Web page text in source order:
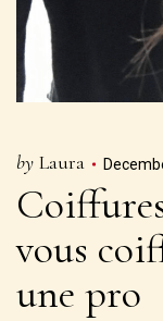
by Laura
vous
une pro